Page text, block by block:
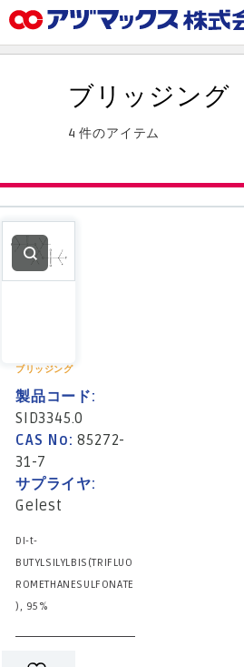
お気に入り
代理店一覧
支払い
ブリッジング
4 件のアイテム
ブリッジング
製品コード:
SID3345.0
CAS No:85272-
31-7
サプライヤ:
Gelest
DI-t-
BUTYLSILYLBIS(TRIFLUO
ROMETHANESULFONATE
), 95%